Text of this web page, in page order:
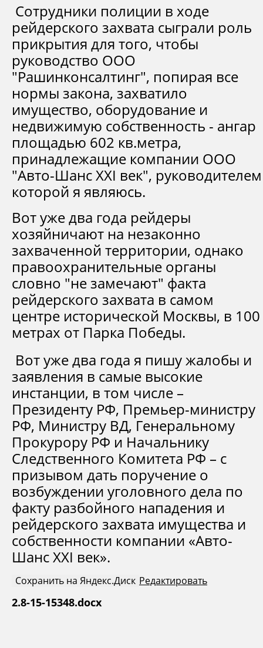
Сотрудники полиции в ходе
рейдерского захвата сыграли роль
прикрытия для того, чтобы
руководство ООО
"Рашинконсалтинг", попирая все
нормы закона, захватило
имущество, оборудование и
недвижимую собственность - ангар
площадью 602 кв.метра,
принадлежащие компании ООО
"Авто-Шанс XXI век", руководителем
которой я являюсь.
Вот уже два года рейдеры
хозяйничают на незаконно
захваченной территории, однако
правоохранительные органы
словно "не замечают" факта
рейдерского захвата в самом
центре исторической Москвы, в 100
метрах от Парка Победы.
Вот уже два года я пишу жалобы и
заявления в самые высокие
инстанции, в том числе –
Президенту РФ, Премьер-министру
РФ, Министру ВД, Генеральному
Прокурору РФ и Начальнику
Следственного Комитета РФ – с
призывом дать поручение о
возбуждении уголовного дела по
факту разбойного нападения и
рейдерского захвата имущества и
собственности компании «Авто-
Шанс XXI век».
Сохранить на Яндекс.Диск Редактировать
2.8-15-15348.docx